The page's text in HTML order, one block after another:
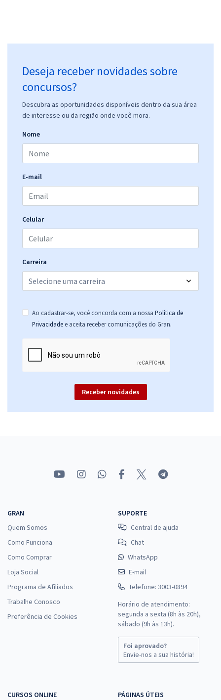
Deseja receber novidades sobre
concursos?
Descubra as oportunidades disponíveis dentro da sua área
de interesse ou da região onde você mora.
Nome
E-mail
Celular
Carreira
Ao cadastrar-se, você concorda com a nossa Política de
Privacidade e aceita receber comunicações do Gran.
Receber novidades
GRAN
Quem Somos
Como Funciona
Como Comprar
Loja Social
Programa de Afiliados
Trabalhe Conosco
Preferência de Cookies
SUPORTE
Central de ajuda
Chat
WhatsApp
E-mail
Telefone: 3003-0894
Horário de atendimento:
segunda a sexta (8h às 20h),
sábado (9h às 13h).
Foi aprovado?
Envie-nos a sua história!
CURSOS ONLINE PÁGINAS ÚTEIS